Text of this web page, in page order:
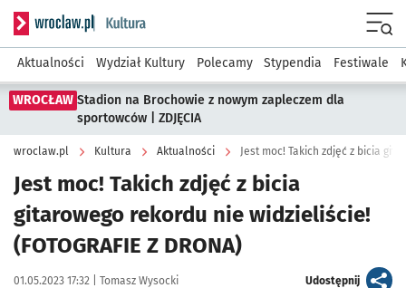
Serwis informacyjny wroclaw.pl podserwis: Kultura
Aktualności Wydział Kultury Polecamy Stypendia Festiwale
WROCŁAW Stadion na Brochowie z nowym zapleczem dla
sportowców | ZDJĘCIA
wroclaw.pl Kultura Aktualności
Jest moc! Takich zdjęć z bicia
gitarowego rekordu nie widzieliście!
(FOTOGRAFIE Z DRONA)
Data publikacji:
01.05.2023 17:32 | Autor:
Tomasz Wysocki Udostępnijartykuł